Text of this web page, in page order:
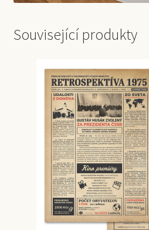
Související produkty